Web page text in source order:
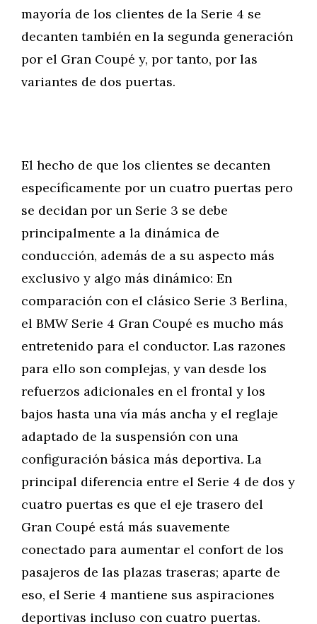
mayoría de los clientes de la Serie 4 se
decanten también en la segunda generación
por el Gran Coupé y, por tanto, por las
variantes de dos puertas.
El hecho de que los clientes se decanten
específicamente por un cuatro puertas pero
se decidan por un Serie 3 se debe
principalmente a la dinámica de
conducción, además de a su aspecto más
exclusivo y algo más dinámico: En
comparación con el clásico Serie 3 Berlina,
el BMW Serie 4 Gran Coupé es mucho más
entretenido para el conductor. Las razones
para ello son complejas, y van desde los
refuerzos adicionales en el frontal y los
bajos hasta una vía más ancha y el reglaje
adaptado de la suspensión con una
configuración básica más deportiva. La
principal diferencia entre el Serie 4 de dos y
cuatro puertas es que el eje trasero del
Gran Coupé está más suavemente
conectado para aumentar el confort de los
pasajeros de las plazas traseras; aparte de
eso, el Serie 4 mantiene sus aspiraciones
deportivas incluso con cuatro puertas.